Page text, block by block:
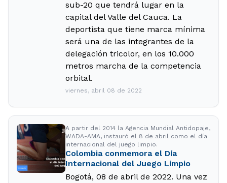
sub-20 que tendrá lugar en la
capital del Valle del Cauca. La
deportista que tiene marca mínima
será una de las integrantes de la
delegación tricolor, en los 10.000
metros marcha de la competencia
orbital.
viernes, abril 08 de 2022
A partir del 2014 la Agencia Mundial Antidopaje,
WADA-AMA, instauró el 8 de abril como el día
internacional del juego limpio.
Colombia conmemora el Día
Internacional del Juego Limpio
Bogotá, 08 de abril de 2022. Una vez